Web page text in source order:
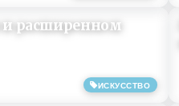
ИСКУССТВО
и расширенном